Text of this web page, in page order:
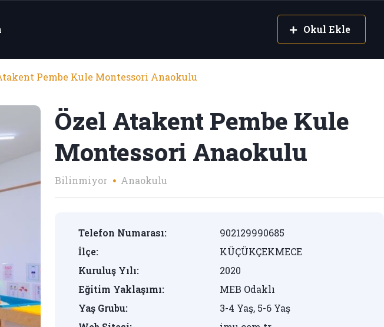
Okul Ekle
Pembe Kule Montessori Anaokulu
Özel Atakent Pembe Kule
Montessori Anaokulu
Bilinmiyor Anaokulu
Telefon Numarası:
902129990685
İlçe:
KÜÇÜKÇEKMECE
Kuruluş Yılı:
2020
Eğitim Yaklaşımı:
MEB Odaklı
Yaş Grubu:
3-4 Yaş, 5-6 Yaş